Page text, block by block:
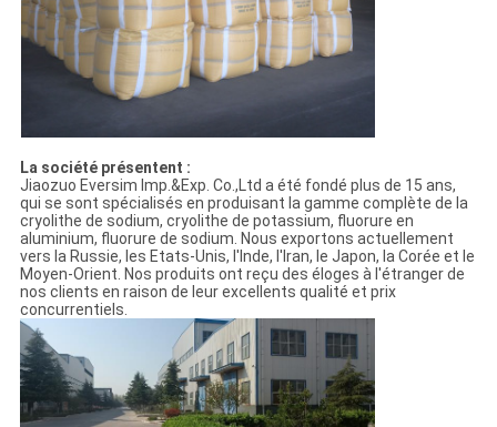
La société présentent :
Jiaozuo Eversim Imp.&Exp. Co.,Ltd a été fondé plus de 15 ans,
qui se sont spécialisés en produisant la gamme complète de la
cryolithe de sodium, cryolithe de potassium, fluorure en
aluminium, fluorure de sodium. Nous exportons actuellement
vers la Russie, les Etats-Unis, l'Inde, l'Iran, le Japon, la Corée et le
Moyen-Orient. Nos produits ont reçu des éloges à l'étranger de
nos clients en raison de leur excellents qualité et prix
concurrentiels.